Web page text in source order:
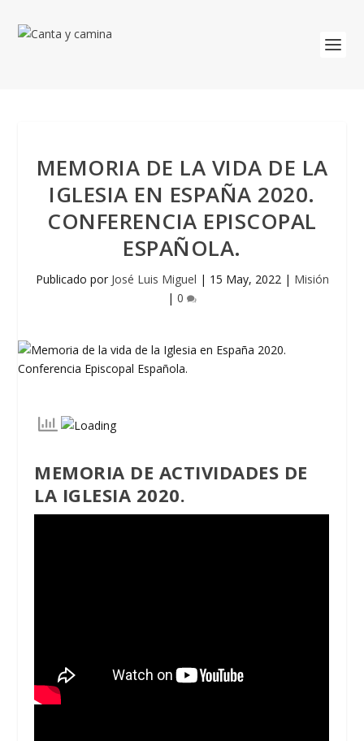
MEMORIA DE LA VIDA DE LA
IGLESIA EN ESPAÑA 2020.
CONFERENCIA EPISCOPAL
ESPAÑOLA.
Publicado por José Luis Miguel | 15 May, 2022| Misión
| 0
MEMORIA DE ACTIVIDADES DE
LA IGLESIA 2020.